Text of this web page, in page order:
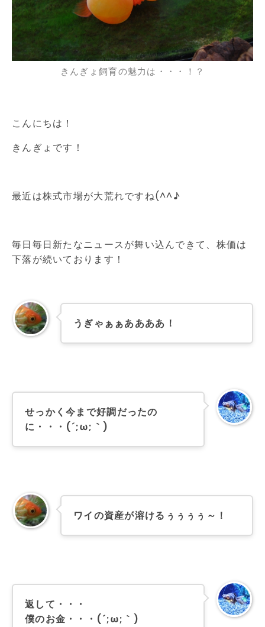
きんぎょ飼育の魅力は・・・！？
こんにちは！
きんぎょです！
最近は株式市場が大荒れですね(^^♪
毎日毎日新たなニュースが舞い込んできて、株価は
下落が続いております！
うぎゃぁぁああああ！
せっかく今まで好調だったの
に・・・(´;ω;｀)
ワイの資産が溶けるぅぅぅぅ～！
返して・・・
僕のお金・・・(´;ω;｀)